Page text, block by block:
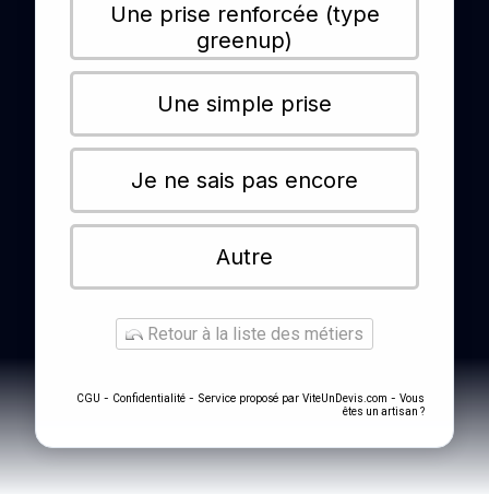
Une prise renforcée (type
greenup)
Une simple prise
Je ne sais pas encore
Autre
Retour à la liste des métiers
CGU - Confidentialité - Service proposé par ViteUnDevis.com - Vous
êtes un artisan ?